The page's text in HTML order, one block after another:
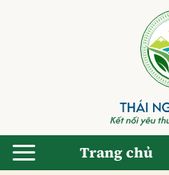
Trang chủ